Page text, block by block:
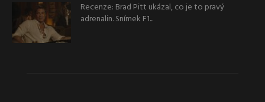
Recenze: Brad Pitt ukázal, co je to pravý
adrenalin. Snímek F1...